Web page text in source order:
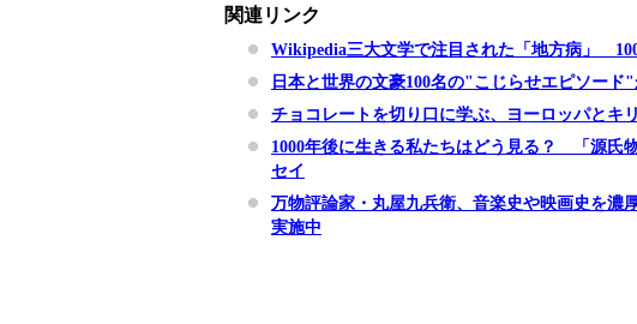
関連リンク
Wikipedia三大文学で注目された「地方病」
日本と世界の文豪100名の"こじらせエピソード
チョコレートを切り口に学ぶ、ヨーロッパとキ
1000年後に生きる私たちはどう見る？ 「源氏
セイ
万物評論家・丸屋九兵衛、音楽史や映画史を
実施中